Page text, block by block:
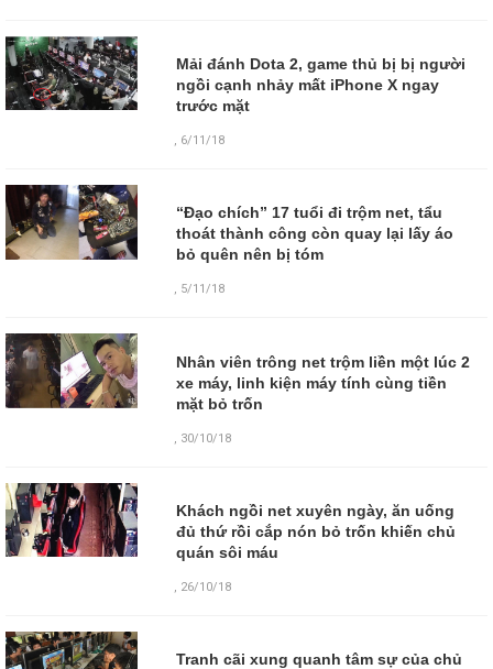
Mải đánh Dota 2, game thủ bị bị người
ngồi cạnh nhảy mất iPhone X ngay
trước mặt
, 6/11/18
“Đạo chích” 17 tuổi đi trộm net, tẩu
thoát thành công còn quay lại lấy áo
bỏ quên nên bị tóm
, 5/11/18
Nhân viên trông net trộm liền một lúc 2
xe máy, linh kiện máy tính cùng tiền
mặt bỏ trốn
, 30/10/18
Khách ngồi net xuyên ngày, ăn uống
đủ thứ rồi cắp nón bỏ trốn khiến chủ
quán sôi máu
, 26/10/18
Tranh cãi xung quanh tâm sự của chủ